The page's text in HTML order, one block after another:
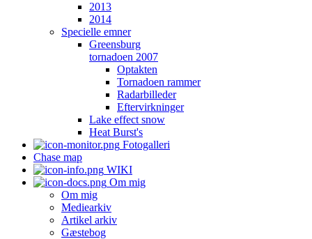
2013
2014
Specielle emner
Greensburg
tornadoen 2007
Optakten
Tornadoen rammer
Radarbilleder
Eftervirkninger
Lake effect snow
Heat Burst's
Fotogalleri
Chase map
WIKI
Om mig
Om mig
Mediearkiv
Artikel arkiv
Gæstebog